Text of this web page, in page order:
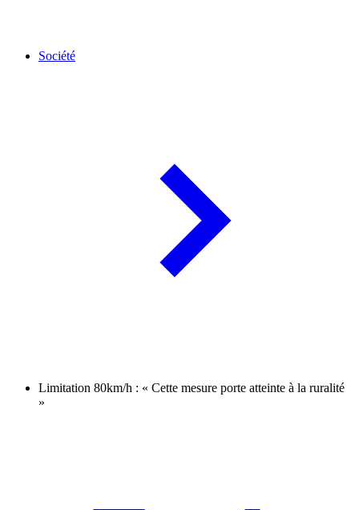
Société
Limitation 80km/h : « Cette mesure porte atteinte à la ruralité
»